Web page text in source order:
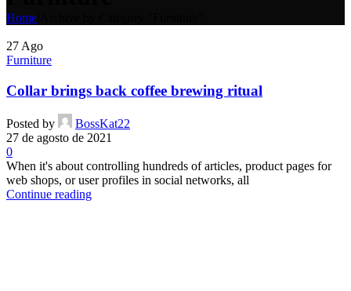
Home
27 Ago
Furniture
Collar brings back coffee brewing ritual
Posted by
BossKat22
27 de agosto de 2021
0
When it's about controlling hundreds of articles, product pages for
web shops, or user profiles in social networks, all
Continue reading